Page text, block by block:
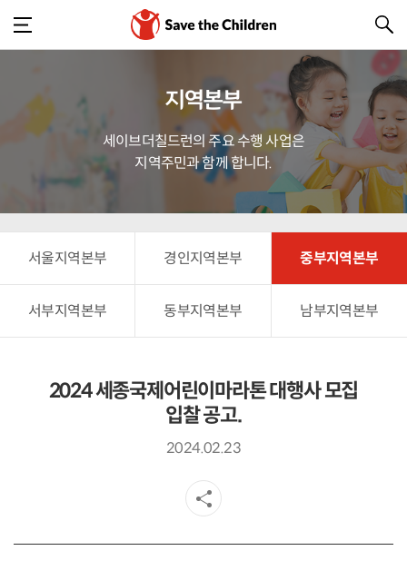
지역본부
세이브더칠드런의 주요 수행 사업은
지역주민과 함께 합니다.
서울지역본부 경인지역본부 중부지역본부
서부지역본부 동부지역본부 남부지역본부
2024 세종국제어린이마라톤 대행사 모집
입찰 공고.
2024.02.23